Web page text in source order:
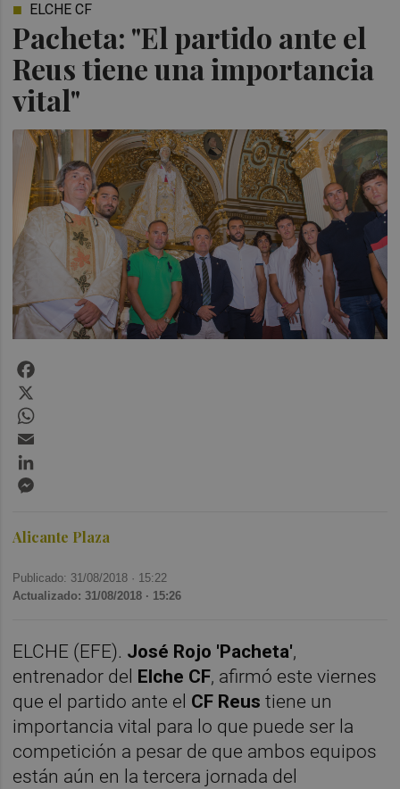
Pacheta: "El partido ante el
Reus tiene una importancia
vital"
ELCHE CF
Alicante Plaza
Publicado: 31/08/2018 · 15:22
Actualizado: 31/08/2018 · 15:26
ELCHE (EFE). José Rojo 'Pacheta',
entrenador del Elche CF, afirmó este viernes
que el partido ante el CF Reus tiene un
importancia vital para lo que puede ser la
competición a pesar de que ambos equipos
están aún en la tercera jornada del